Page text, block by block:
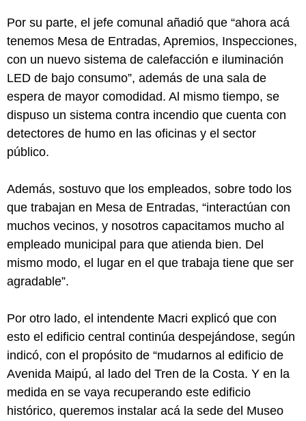
Por su parte, el jefe comunal añadió que “ahora acá
tenemos Mesa de Entradas, Apremios, Inspecciones,
con un nuevo sistema de calefacción e iluminación
LED de bajo consumo”, además de una sala de
espera de mayor comodidad. Al mismo tiempo, se
dispuso un sistema contra incendio que cuenta con
detectores de humo en las oficinas y el sector
público.
Además, sostuvo que los empleados, sobre todo los
que trabajan en Mesa de Entradas, “interactúan con
muchos vecinos, y nosotros capacitamos mucho al
empleado municipal para que atienda bien. Del
mismo modo, el lugar en el que trabaja tiene que ser
agradable”.
Por otro lado, el intendente Macri explicó que con
esto el edificio central continúa despejándose, según
indicó, con el propósito de “mudarnos al edificio de
Avenida Maipú, al lado del Tren de la Costa. Y en la
medida en se vaya recuperando este edificio
histórico, queremos instalar acá la sede del Museo